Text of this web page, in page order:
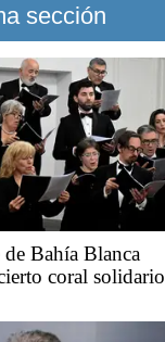
sección
Bahía Blanca
coral solidario